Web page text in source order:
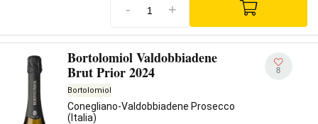
- +
Bortolomiol Valdobbiadene
Brut Prior 2024
Bortolomiol
Conegliano-Valdobbiadene Prosecco
(Italia)
8